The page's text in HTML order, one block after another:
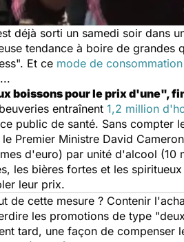
déjà sorti un samedi soir dans
tendance à boire de
Et ce mode de consommation
boissons pour le prix d'une",
entraînent 1,2 million
public de santé. Sans compter
le Premier Ministre David
d'euro) par unité d'alcool (10
les bières fortes et les
leur prix.
de cette mesure ? Contenir
les promotions de type
tard, une façon de compenser